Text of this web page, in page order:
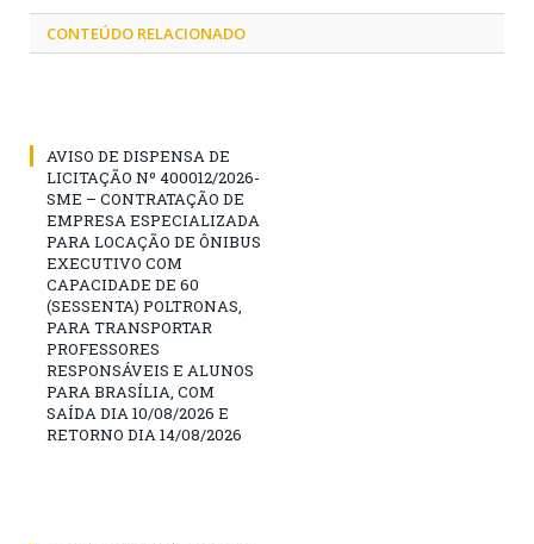
CONTEÚDO RELACIONADO
AVISO DE DISPENSA DE
LICITAÇÃO Nº 400012/2026-
SME – CONTRATAÇÃO DE
EMPRESA ESPECIALIZADA
PARA LOCAÇÃO DE ÔNIBUS
EXECUTIVO COM
CAPACIDADE DE 60
(SESSENTA) POLTRONAS,
PARA TRANSPORTAR
PROFESSORES
RESPONSÁVEIS E ALUNOS
PARA BRASÍLIA, COM
SAÍDA DIA 10/08/2026 E
RETORNO DIA 14/08/2026